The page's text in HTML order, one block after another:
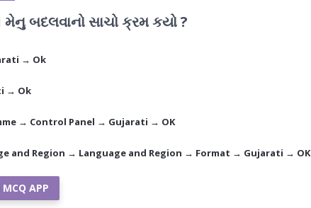
બદલવાનો સાચો ક્રમ કયો ?
→ Ok
→ Ok
→ Control Panel → Gujarati → OK
and Region → Language and Region → Format → Gujarati → OK
APP